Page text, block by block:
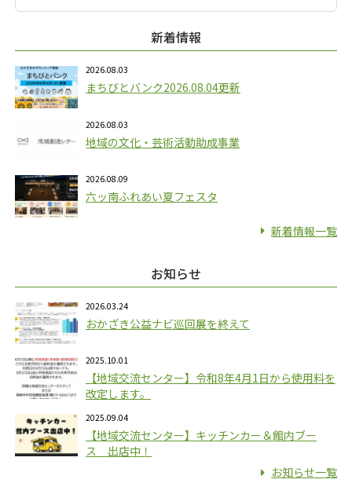
新着情報
2026.08.03
まちびとバンク2026.08.04更新
2026.08.03
地域の文化・芸術活動助成事業
2026.08.09
六ッ南ふれあい夏フェスタ
新着情報一覧
お知らせ
2026.03.24
おかざき公益ナビ巡回展を終えて
2025.10.01
【地域交流センター】令和8年4月1日から使用料を
改定します。
2025.09.04
【地域交流センター】キッチンカー＆館内ブー
ス 出店中！
お知らせ一覧